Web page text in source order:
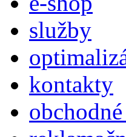
služby
kontakty